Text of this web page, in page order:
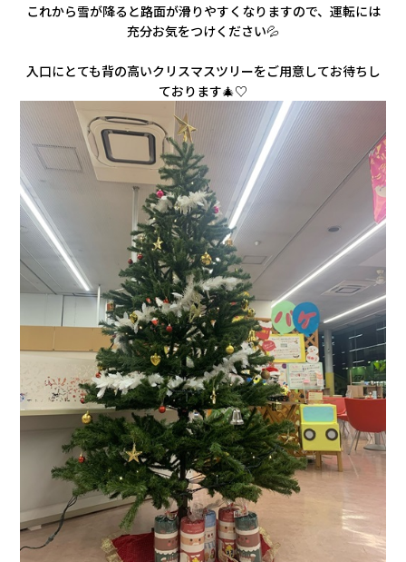
これから雪が降ると路面が滑りやすくなりますので、運転には
充分お気をつけください💦
入口にとても背の高いクリスマスツリーをご用意してお待ちし
ております🎄♡